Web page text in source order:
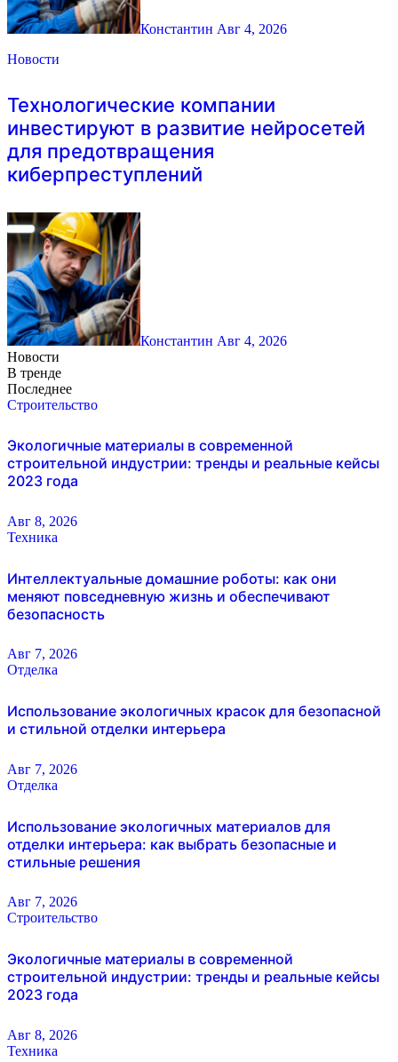
Константин Авг 4, 2026
Новости
Технологические компании
инвестируют в развитие нейросетей
для предотвращения
киберпреступлений
Константин Авг 4, 2026
Новости
В тренде
Последнее
Строительство
Экологичные материалы в современной
строительной индустрии: тренды и реальные кейсы
2023 года
Авг 8, 2026
Техника
Интеллектуальные домашние роботы: как они
меняют повседневную жизнь и обеспечивают
безопасность
Авг 7, 2026
Отделка
Использование экологичных красок для безопасной
и стильной отделки интерьера
Авг 7, 2026
Отделка
Использование экологичных материалов для
отделки интерьера: как выбрать безопасные и
стильные решения
Авг 7, 2026
Строительство
Экологичные материалы в современной
строительной индустрии: тренды и реальные кейсы
2023 года
Авг 8, 2026
Техника